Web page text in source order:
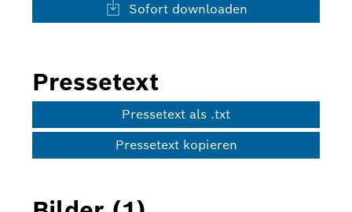
Sofort downloaden
Pressetext
Pressetext als .txt
Pressetext kopieren